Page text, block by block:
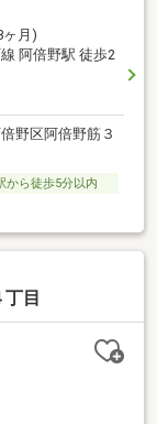
ヶ月)
阿倍野駅 徒歩2
野区阿倍野筋３
から徒歩5分以内
目